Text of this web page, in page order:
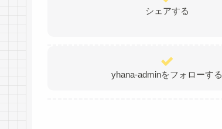
シェアする
yhana-adminをフォローする